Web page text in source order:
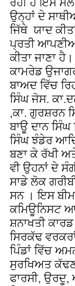
ਉਨ੍ਹਾਂ ਦੇ
ਜਿੱਥੇ ਯਾਦ
ਪ੍ਰਤੀ ਆਪਣੀਆਂ
ਕੀਤਾ ਜਾਣਾ
ਕਾਮਰੇਡ
ਬਾਅਦ ਵਿੱਚ
ਸਿੰਘ ਜੋਸ.
,ਕਾ. ਗੁਰਸ਼ਰਨ
ਬਾਊ ਦਾਨ
ਸਿੰਘ ਝੰਡੇਰ
ਬਣਾ ਕੇ ਰੱਖੀ
ਵੀ ਉਹਨਾਂ ਦੇ
ਸਾਡੇ ਲੋਕ
ਸਨ । ਇਸ
ਕਮਿਊਨਿਸਟ
ਸ਼ਨਾਖਤੀ
ਸਿਰਕੱਢ
ਪਿੰਡਾਂ ਵਿੱਚ
ਸੁਰਖਿਅਤ
ਫਾਰਸੀ, ਉਰਦੂ,